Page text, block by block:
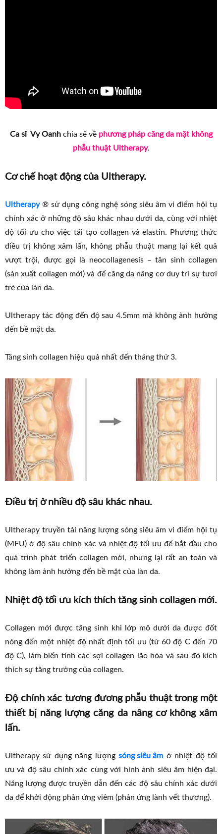
Ca sĩ Vy Oanhchia sẻ về phương pháp căng da mặt không
phẫu thuật Ultherapy.
Cơ chế hoạt động của Ultherapy.
Ultherapy® sử dụng công nghệ sóng siêu âm vi điểm hội tụ
chính xác ở những độ sâu khác nhau dưới da, cùng với nhiệt
độ tối ưu cho việc tái tạo collagen và elastin. Phương thức
điều trị không xâm lấn, không phẫu thuật mang lại kết quả
vượt trội, được gọi là neocollagenesis – tân sinh collagen
(sản xuất collagen mới) và để căng da nâng cơ duy trì sự tươi
trẻ của làn da.
Ultherapy tác động đến độ sau 4.5mm mà không ảnh hưởng
đến bề mặt da.
Tăng sinh collagen hiệu quả nhất đến tháng thứ 3.
Điều trị ở nhiều độ sâu khác nhau.
Ultherapy truyền tải năng lượng sóng siêu âm vi điểm hội tụ
(MFU) ở độ sâu chính xác và nhiệt độ tối ưu để bắt đầu cho
quá trình phát triển collagen mới, nhưng lại rất an toàn và
không làm ảnh hưởng đến bề mặt của làn da.
Nhiệt độ tối ưu kích thích tăng sinh collagen mới.
Collagen mới được tăng sinh khi lớp mô dưới da được đốt
nóng đến một nhiệt độ nhất định tối ưu (từ 60 độ C đến 70
độ C), làm biến tính các sợi collagen lão hóa và sau đó kích
thích sự tăng trưởng của collagen.
Độ chính xác tương đương phẫu thuật trong một
thiết bị năng lượng căng da nâng cơ không xâm
lấn.
Ultherapy sử dụng năng lượngsóng siêu âm ở nhiệt độ tối
ưu và độ sâu chính xác cùng với hình ảnh siêu âm hiện đại.
Năng lượng được truyền dẫn đến các độ sâu chính xác dưới
da để khởi động phản ứng viêm (phản ứng lành vết thương).